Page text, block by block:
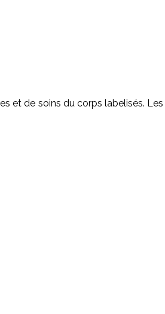
et de soins du corps labelisés.